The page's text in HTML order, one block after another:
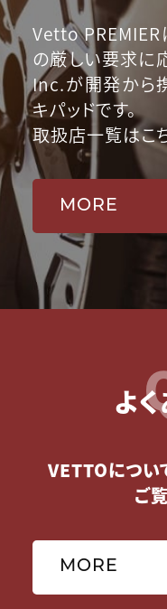
Vetto PREMIER
の厳しい要求に
Inc.が開発から
キパッドです。
取扱店一覧はこ
MORE
よ
VETTOについ
ご
MORE